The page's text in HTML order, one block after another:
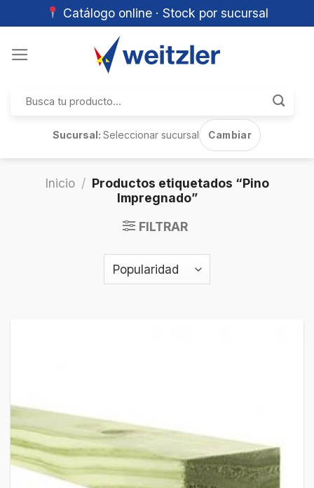
Catálogo online · Stock por sucursal
por:
Sucursal:Seleccionar sucursal Cambiar
Inicio / Productos etiquetados “Pino
Impregnado”
FILTRAR